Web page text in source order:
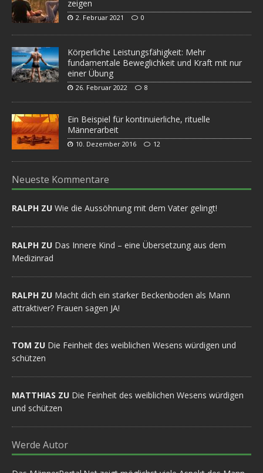
zeigen
2. Februar 2021 0
Körperliche Leistungsfähigkeit: Mehr
fundamentale Beweglichkeit und Kraft mit nur
einer Übung
26. Februar 2022 8
Ein Beispiel für kontinuierliche, rituelle
Männerarbeit
10. Dezember 2016 12
Neueste Kommentare
RALPH ZU Wie die Aussöhnung mit dem Vater gelingt!
RALPH ZU Das Innere Kind – eine Übersetzung aus dem
Medizinrad
RALPH ZU Macht dich ein starker Beckenboden als Mann
attraktiver? Frauen sagen JA!
TOM ZU Die Feinheit des weiblichen Wesens würdigen und
schützen
MATTHIAS ZU Die Feinheit des weiblichen Wesens würdigen
und schützen
Werde Autor